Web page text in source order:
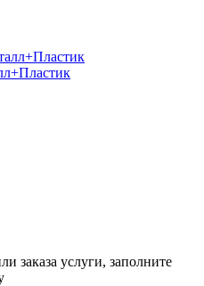
заказа услуги, заполните